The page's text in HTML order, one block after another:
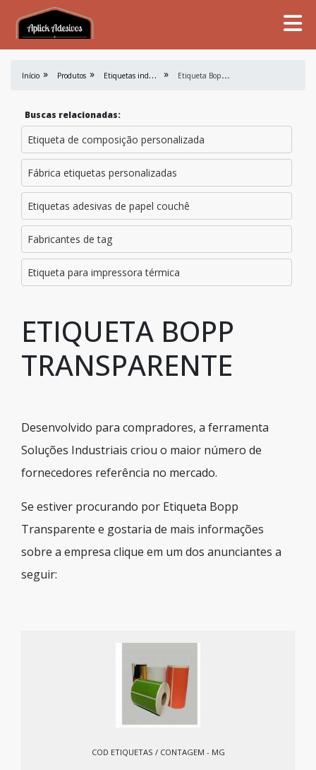
Início Produtos E
tiquetas industriais E
tiqueta Bopp Transparente
Buscas relacionadas:
Etiqueta de composição personalizada
Fábrica etiquetas personalizadas
Etiquetas adesivas de papel couchê
Fabricantes de tag
Etiqueta para impressora térmica
ETIQUETA BOPP
TRANSPARENTE
Desenvolvido para compradores, a ferramenta
Soluções Industriais criou o maior número de
fornecedores referência no mercado.
Se estiver procurando por Etiqueta Bopp
Transparente e gostaria de mais informações
sobre a empresa clique em um dos anunciantes a
seguir:
COD ETIQUETAS / CONTAGEM - MG